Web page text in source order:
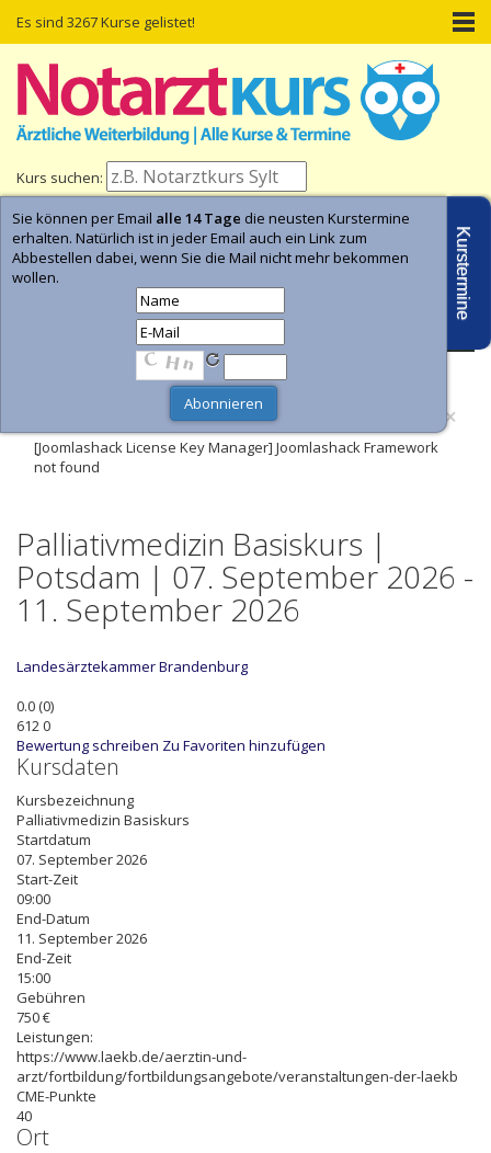
Es sind 3267 Kurse gelistet!
Kurs suchen:
Home Kurs-Termine Kurs-Suche
×
[Joomlashack License Key Manager] Joomlashack Framework
not found
Palliativmedizin Basiskurs |
Potsdam | 07. September 2026 -
11. September 2026
Landesärztekammer Brandenburg
0.0(0)
6120
Bewertung schreiben Zu Favoriten hinzufügen
Kursdaten
Kursbezeichnung
Palliativmedizin Basiskurs
Startdatum
07. September 2026
Start-Zeit
09:00
End-Datum
11. September 2026
End-Zeit
15:00
Gebühren
750 €
Leistungen:
https://www.laekb.de/aerztin-und-
arzt/fortbildung/fortbildungsangebote/veranstaltungen-der-laekb
CME-Punkte
40
Ort
Kurstermine
Sie können per Email alle 14 Tage die neusten Kurstermine
erhalten. Natürlich ist in jeder Email auch ein Link zum
Abbestellen dabei, wenn Sie die Mail nicht mehr bekommen
wollen.